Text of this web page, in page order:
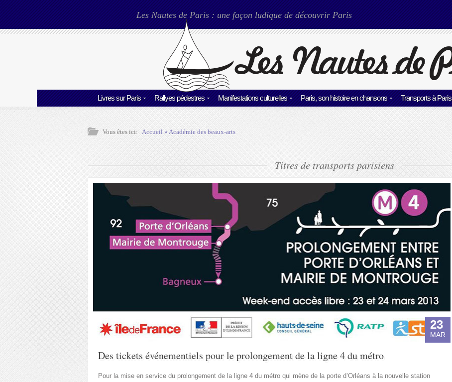
Les Nautes de Paris : une façon ludique de découvrir Paris
Livres sur Paris Rallyes pédestres Manifestations culturelles Paris, son histoire en chansons Transports à Paris
Vous êtes ici: Accueil»Académie des beaux-arts
Titres de transports parisiens
23
MAR
Des tickets événementiels pour le prolongement de la ligne 4 du métro
Pour la mise en service du prolongement de la ligne 4 du métro qui mène de la porte d’Orléans à la nouvelle station